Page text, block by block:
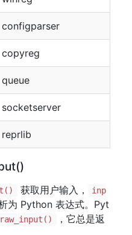
configparser
copyreg
queue
socketserver
reprlib
获取用户输入，
inp
为 Python 表达式。Pyt
raw_input()
，它总是返